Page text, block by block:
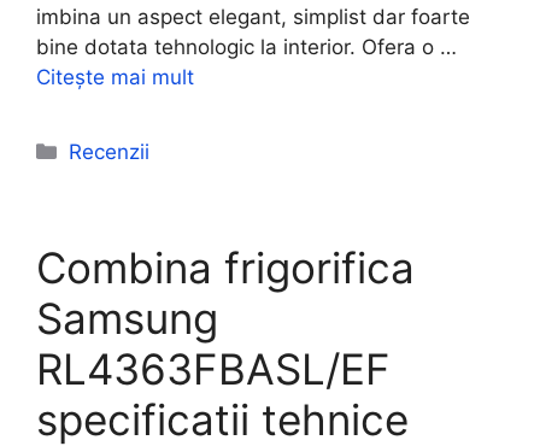
imbina un aspect elegant, simplist dar foarte
bine dotata tehnologic la interior. Ofera o …
Citește mai mult
Categorii
Recenzii
Combina frigorifica
Samsung
RL4363FBASL/EF
specificatii tehnice